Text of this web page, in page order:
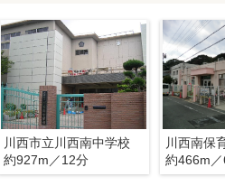
川西市立川西南中学校
約927m／12分
川西南保
約466m